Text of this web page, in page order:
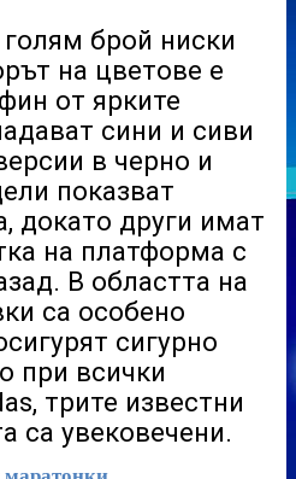
голям брой ниски
на цветове е
от ярките
сини и сиви
в черно и
показват
докато други имат
на платформа с
В областта на
са особено
сигурно
при всички
трите известни
са увековечени.